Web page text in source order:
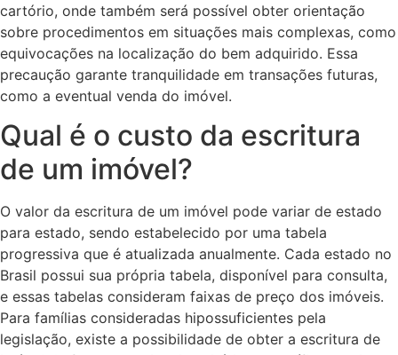
cartório, onde também será possível obter orientação
sobre procedimentos em situações mais complexas, como
equivocações na localização do bem adquirido. Essa
precaução garante tranquilidade em transações futuras,
como a eventual venda do imóvel.
Qual é o custo da escritura
de um imóvel?
O valor da escritura de um imóvel pode variar de estado
para estado, sendo estabelecido por uma tabela
progressiva que é atualizada anualmente. Cada estado no
Brasil possui sua própria tabela, disponível para consulta,
e essas tabelas consideram faixas de preço dos imóveis.
Para famílias consideradas hipossuficientes pela
legislação, existe a possibilidade de obter a escritura de